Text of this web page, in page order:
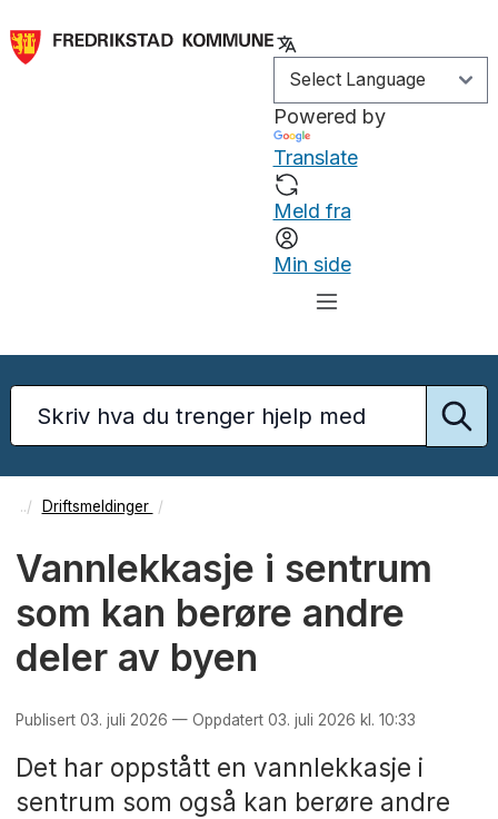
Powered by
Translate
Meld fra
Min side
Driftsmeldinger
Vannlekkasje i sentrum
som kan berøre andre
deler av byen
Publisert 03. juli 2026 — Oppdatert 03. juli 2026 kl. 10:33
Det har oppstått en vannlekkasje i
sentrum som også kan berøre andre